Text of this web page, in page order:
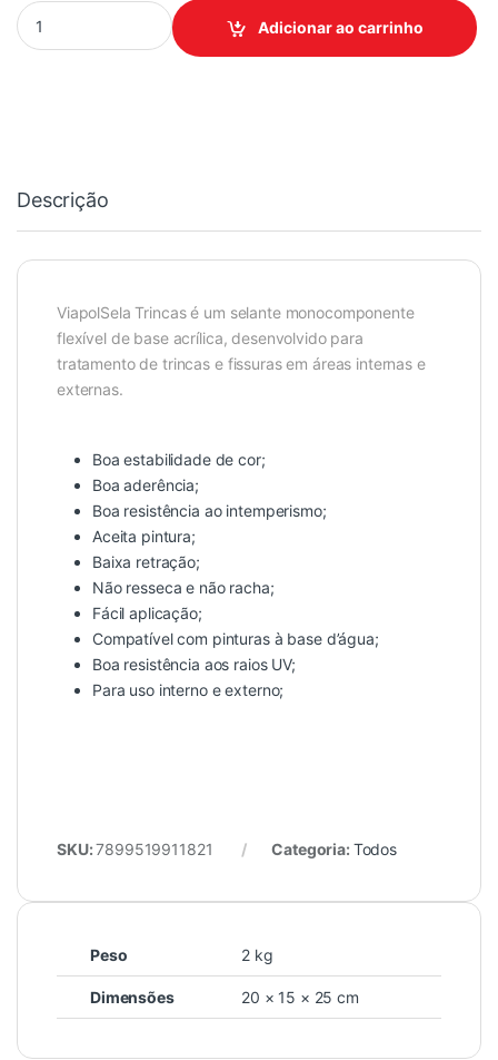
SELA TRINCA 400G VIAPOL quantidade
Adicionar ao carrinho
Descrição
ViapolSela Trincas é um selante monocomponente
flexível de base acrílica, desenvolvido para
tratamento de trincas e fissuras em áreas internas e
externas.
Boa estabilidade de cor;
Boa aderência;
Boa resistência ao intemperismo;
Aceita pintura;
Baixa retração;
Não resseca e não racha;
Fácil aplicação;
Compatível com pinturas à base d’água;
Boa resistência aos raios UV;
Para uso interno e externo;
SKU:7899519911821 Categoria: Todos
Peso 2 kg
Dimensões 20 × 15 × 25 cm